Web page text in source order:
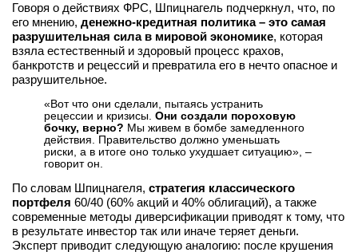
Говоря о действиях ФРС, Шпицнагель подчеркнул, что, по
его мнению, денежно-кредитная политика – это самая
разрушительная сила в мировой экономике, которая
взяла естественный и здоровый процесс крахов,
банкротств и рецессий и превратила его в нечто опасное и
разрушительное.
«Вот что они сделали, пытаясь устранить
рецессии и кризисы. Они создали пороховую
бочку, верно? Мы живем в бомбе замедленного
действия. Правительство должно уменьшать
риски, а в итоге оно только ухудшает ситуацию», –
говорит он.
По словам Шпицнагеля, стратегия классического
портфеля 60/40 (60% акций и 40% облигаций), а также
современные методы диверсификации приводят к тому, что
в результате инвестор так или иначе теряет деньги.
Эксперт приводит следующую аналогию: после крушения